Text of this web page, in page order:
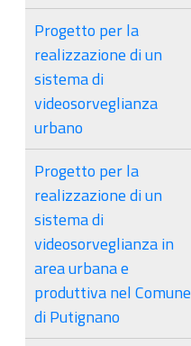
Progetto per la
realizzazione di un
sistema di
videosorveglianza
urbano
Progetto per la
realizzazione di un
sistema di
videosorveglianza in
area urbana e
produttiva nel Comune
di Putignano